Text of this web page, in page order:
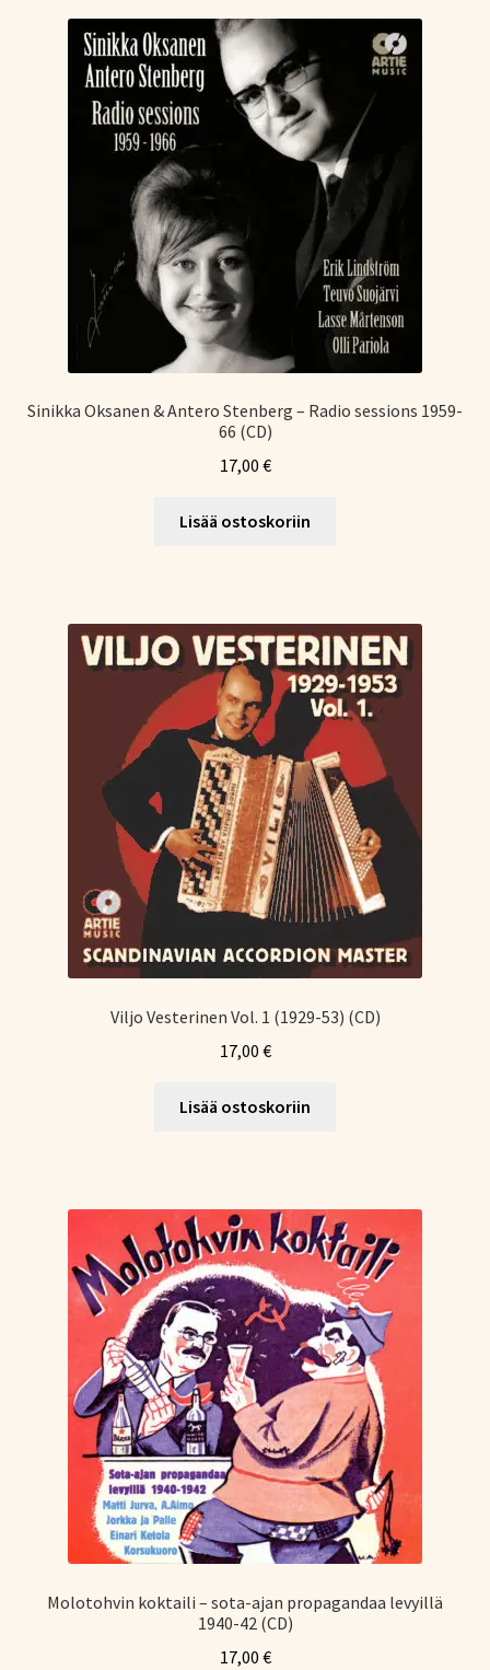
Sinikka Oksanen & Antero Stenberg – Radio sessions 1959-
66 (CD)
17,00 €
Lisää ostoskoriin
Viljo Vesterinen Vol. 1 (1929-53) (CD)
17,00 €
Lisää ostoskoriin
Molotohvin koktaili – sota-ajan propagandaa levyillä
1940-42 (CD)
17,00 €